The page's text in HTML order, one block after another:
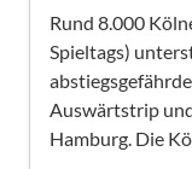
Rund 8.000
Spieltags)
Auswärtstrip
Hamburg. Die